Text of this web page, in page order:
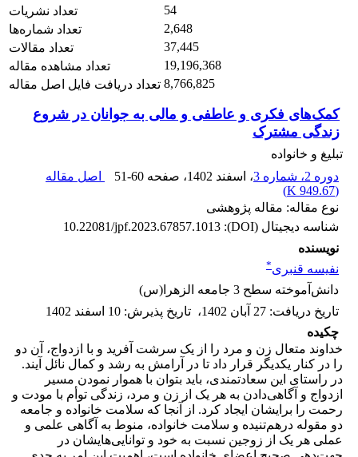
تعداد نشریات
54
تعداد شماره‌ها
2,648
تعداد مقالات
37,445
تعداد مشاهده مقاله
19,196,368
تعداد دریافت فایل اصل مقاله 8,766,825
کمک‌های فکری و عاطفی و مالی به جوانان در شروع
زندگی مشترک
تبلیغ و خانواده
دوره 2، شماره 3
، اسفند 1402 ، صفحه 51-60
اصل مقاله
(
949.67 K
)
نوع مقاله: مقاله پژوهشی
شناسه دیجیتال (DOI):
10.22081/jpf.2023.67857.1013
نویسنده
نفیسه قنبری*
دانش‌آموخته سطح 3 جامعه الزهرا(س)
تاریخ دریافت: 27 آبان 1402 ، تاریخ پذیرش: 10 اسفند 1402
چکیده
خداوند متعال زن و مرد را از یک سرشت آفرید و با ازدواج، آن‌ دو
را در کنار یکدیگر قرار داد تا در آرامش به رشد و کمال نائل آیند.
در راستای این سعادتمندی، باید بتوان با هموار نمودن مسیر
ازدواج و آگاهی‌دادن به هر یک از زن و مرد، زندگی توأم با مودت و
رحمت را برایشان ایجاد کرد. از آنجا که سلامت خانواده و جامعه
دو مقوله درهم‌تنیده و سلامت خانواده، منوط به آگاهی علمی و
عملی هر یک از زوجین نسبت به خود و توانایی‌هایشان در